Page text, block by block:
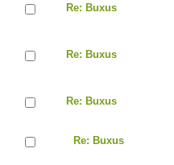
Re: Buxus
Re: Buxus
Re: Buxus
Re: Buxus